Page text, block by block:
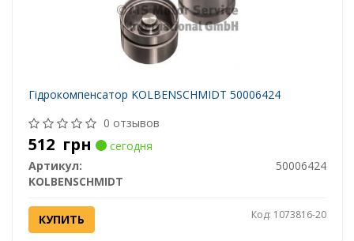
Гідрокомпенсатор KOLBENSCHMIDT 50006424
0 отзывов
512 грн
сегодня
Артикул:
50006424
KOLBENSCHMIDT
КУПИТЬ Код: 1073816-20